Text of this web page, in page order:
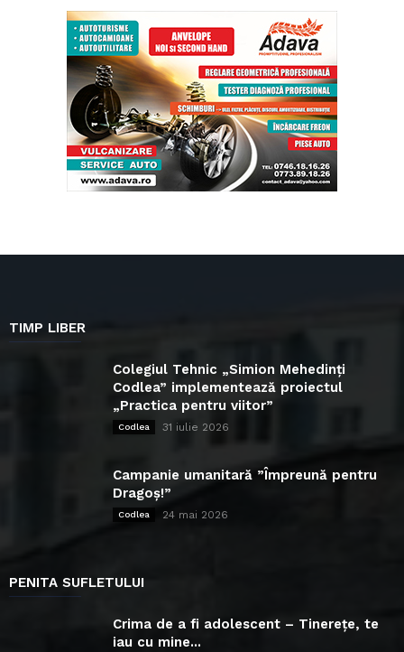
TIMP LIBER
Colegiul Tehnic „Simion Mehedinți
Codlea” implementează proiectul
„Practica pentru viitor”
Codlea 31 iulie 2026
Campanie umanitară ”Împreună pentru
Dragoș!”
Codlea 24 mai 2026
PENITA SUFLETULUI
Crima de a fi adolescent – Tinerețe, te
iau cu mine...